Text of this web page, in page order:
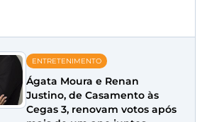
ENTRETENIMENTO
Ágata Moura e Renan
Justino, de Casamento às
Cegas 3, renovam votos após